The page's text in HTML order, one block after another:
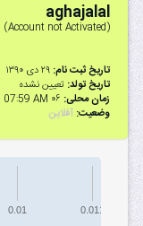
aghajalal
(Account not Activated)
تاریخ ثبت نام: ۲۹ دى ۱۳۹۰
تاریخ تولد: تعیین نشده
زمان محلی: ۰۶ August 2026 , 07:59 AM
وضعیت: آفلاین
0.01 0.011